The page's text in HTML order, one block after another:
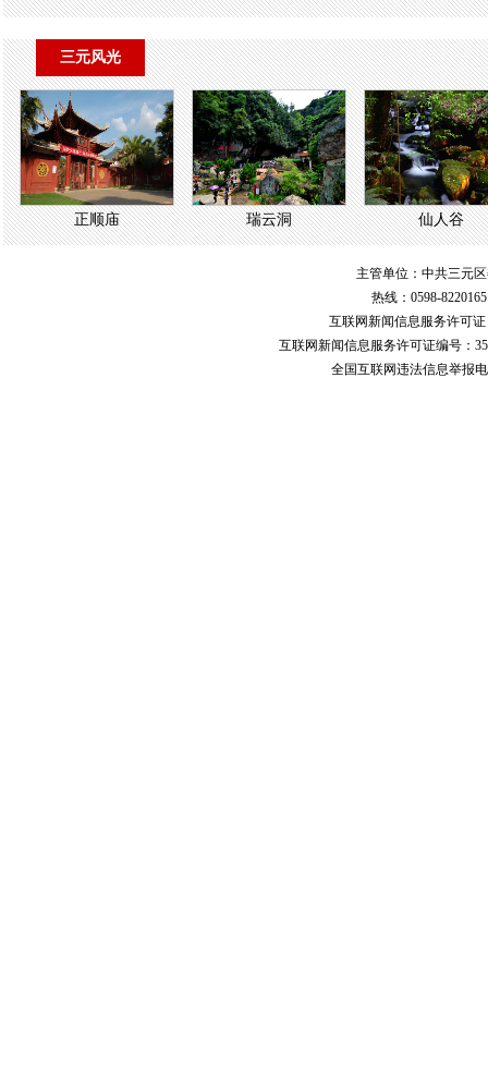
三元风光
正顺庙 瑞云洞 仙人谷
主管单位：中共三元
热线：0598-
互联网新闻信息服务许可证
互联网新闻信息服务许可证编号：
全国互联网违法信息举报